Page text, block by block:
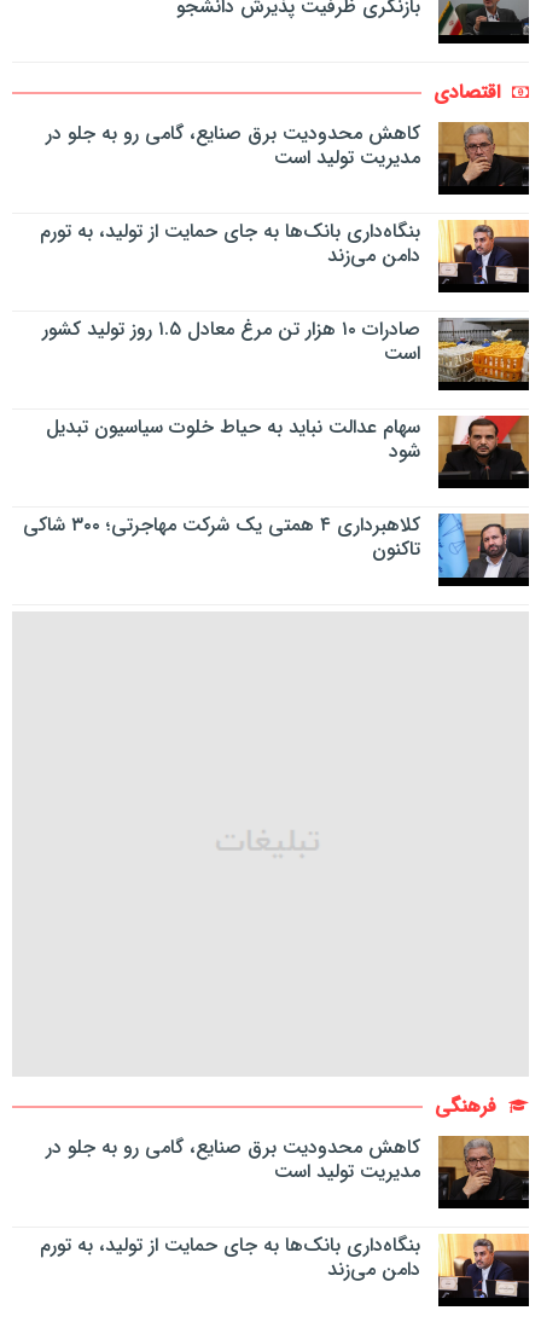
بازنگری ظرفیت پذیرش دانشجو
اقتصادی
کاهش محدودیت برق صنایع، گامی رو به جلو در
مدیریت تولید است
بنگاه‌داری بانک‌ها به جای حمایت از تولید، به تورم
دامن می‌زند
صادرات ۱۰ هزار تن مرغ معادل ۱.۵ روز تولید کشور
است
سهام عدالت نباید به حیاط خلوت سیاسیون تبدیل
شود
کلاهبرداری ۴ همتی یک شرکت مهاجرتی؛ ۳۰۰ شاکی
تاکنون
فرهنگی
کاهش محدودیت برق صنایع، گامی رو به جلو در
مدیریت تولید است
بنگاه‌داری بانک‌ها به جای حمایت از تولید، به تورم
دامن می‌زند